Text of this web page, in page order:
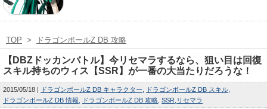
TOP > ドラゴンボールZ DB 攻略
【DBZドッカンバトル】今リセマラするなら、狙い目は回復
スキル持ちのウィス【SSR】が一番の大当たりだろうな！
2015/05/18 ドラゴンボールZ DB キャラクター
ドラゴンボールZ DB スキル
ドラゴンボールZ DB 情報
ドラゴンボールZ DB 攻略 SSR リセマラ